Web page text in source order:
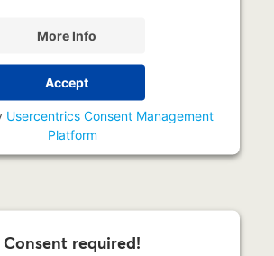
More Info
Accept
Usercentrics Consent Management
Platform
Consent required!